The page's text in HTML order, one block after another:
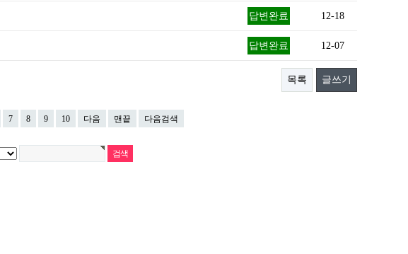
답변완료 12-18
답변완료 12-07
목록 글쓰기
7 8 9 10 다음 맨끝 다음검색